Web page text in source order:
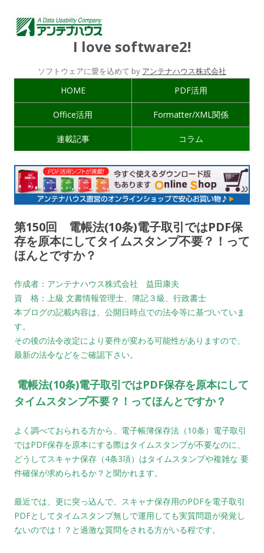
I love software2!
ソフトウェアに愛を込めて by アンテナハウス株式会社
HOME PDF活用
Office活用 Formatter/XML関係
連載記事 コラム
第150回 電帳法(10条)電子取引ではPDF保
存を原本にしてタイムスタンプ不要？！って
ほんとですか？
作成者：アンテナハウス株式会社 益田康夫
資 格：上級 文書情報管理士、簿記３級、行政書士
本ブログの記載内容は、公開日時点での法令等に基づいていま
す。
その後の法令改定により要件が変わる可能性がありますので、
最新の法令などをご確認下さい。
電帳法(10条)電子取引ではPDF保存を原本にして
タイムスタンプ不要？！ってほんとですか？
よく調べておられる方から、電子帳簿保存法（10条）電子取引
ではPDF保存を原本にする際はタイムスタンプが不要なのに、
どうしてスキャナ保存（4条3項）はタイムスタンプや複雑な 要
件確保が求められるか？と聞かれます。
最近では、更に突っ込んで、スキャナ保存用のPDFを電子取引
PDFとしてタイムスタンプ無しで運用しても実質問題が発覚し
ないのでは！？と過激な質問をされる方がいる程です。